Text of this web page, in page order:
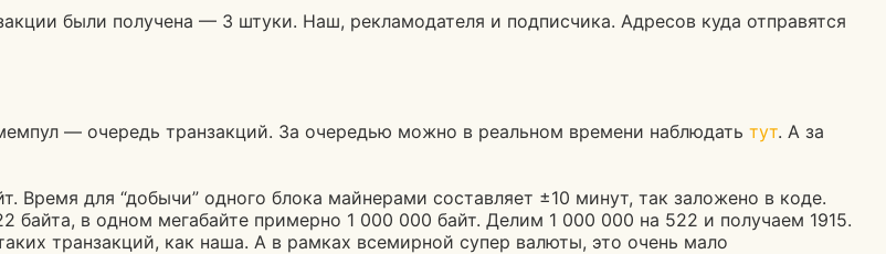
были получена — 3 штуки. Наш, рекламодателя и подписчика. Адресов куда отправятся
— очередь транзакций. За очередью можно в реальном времени наблюдать тут. А за
Время для “добычи” одного блока майнерами составляет ±10 минут, так заложено в коде.
в одном мегабайте примерно 1 000 000 байт. Делим 1 000 000 на 522 и получаем 1915.
транзакций, как наша. А в рамках всемирной супер валюты, это очень мало